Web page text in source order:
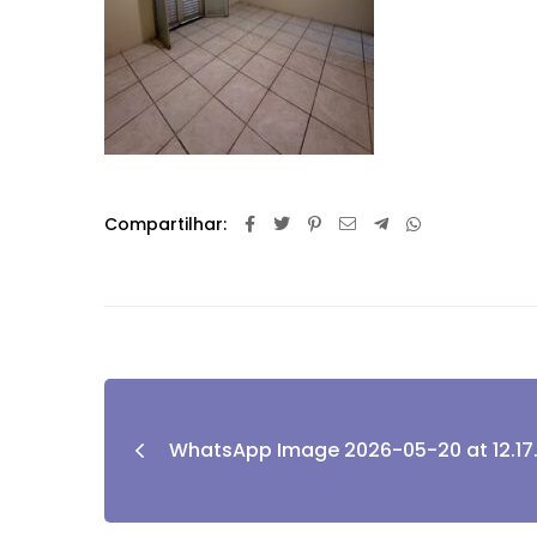
Compartilhar:
WhatsApp Image 2026-05-20 at